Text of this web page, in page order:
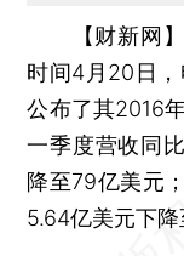
【财新网
时间4月20日
公布了其2016
一季度营收同
降至79亿美元
5.64亿美元下降